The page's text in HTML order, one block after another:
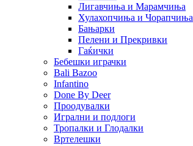
Лигавчиња и Марамчиња
Хулахопчиња и Чорапчиња
Бањарки
Пелени и Прекривки
Гаќички
Бебешки играчки
Bali Bazoo
Infantino
Done By Deer
Проодувалки
Игрални и подлоги
Тропалки и Глодалки
Вртелешки